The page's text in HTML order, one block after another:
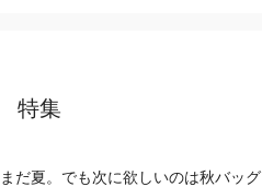
特集
まだ夏。でも次に欲しいのは秋バッグ